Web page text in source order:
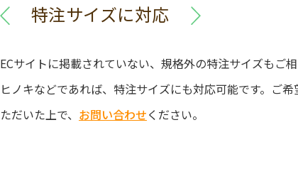
特注サイズに対応
ECサイトに掲載されていない、規格外の特注サイズもご
ヒノキなどであれば、特注サイズにも対応可能です。ご
ただいた上で、 お問い合わせください。